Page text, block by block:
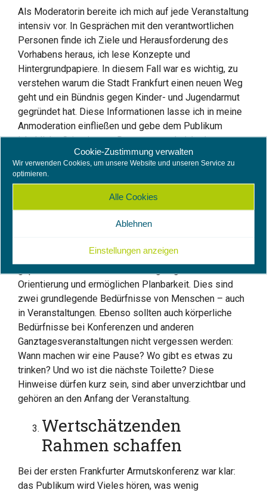
Cookie-Zustimmung verwalten
Wir verwenden Cookies, um unsere Website und unseren Service zu
optimieren.
Alle Cookies
Ablehnen
Einstellungen anzeigen
Als Moderatorin bereite ich mich auf jede Veranstaltung
intensiv vor. In Gesprächen mit den verantwortlichen
Personen finde ich Ziele und Herausforderung des
Vorhabens heraus, ich lese Konzepte und
Hintergrundpapiere. In diesem Fall war es wichtig, zu
verstehen warum die Stadt Frankfurt einen neuen Weg
geht und ein Bündnis gegen Kinder- und Jugendarmut
gegründet hat. Diese Informationen lasse ich in meine
Anmoderation einfließen und gebe dem Publikum
inhaltliche Orientierung. Dazu verwende ich eine
Sprache, die für alle, dem Fachpublikum und die breite
Öffentlichkeit, verständlich ist.
Menschliche Bedürfnisse
berücksichtigen
Wer ist hier eigentlich noch anwesend? Was ist
Orientierung und ermöglichen Planbarkeit. Dies sind
zwei grundlegende Bedürfnisse von Menschen – auch
in Veranstaltungen. Ebenso sollten auch körperliche
Bedürfnisse bei Konferenzen und anderen
Ganztagesveranstaltungen nicht vergessen werden:
Wann machen wir eine Pause? Wo gibt es etwas zu
trinken? Und wo ist die nächste Toilette? Diese
Hinweise dürfen kurz sein, sind aber unverzichtbar und
gehören an den Anfang der Veranstaltung.
Wertschätzenden
Rahmen schaffen
Bei der ersten Frankfurter Armutskonferenz war klar:
das Publikum wird Vieles hören, was wenig